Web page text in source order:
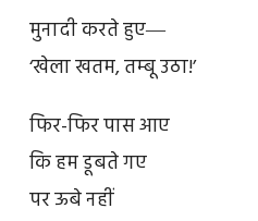
मुनादी करते हुए―
‘खेला खतम, तम्बू उठा!’
फिर-फिर पास आए
कि हम डूबते गए
पर ऊबे नहीं